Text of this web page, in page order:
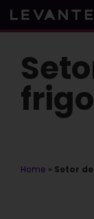
Skip
to
Home » Setor